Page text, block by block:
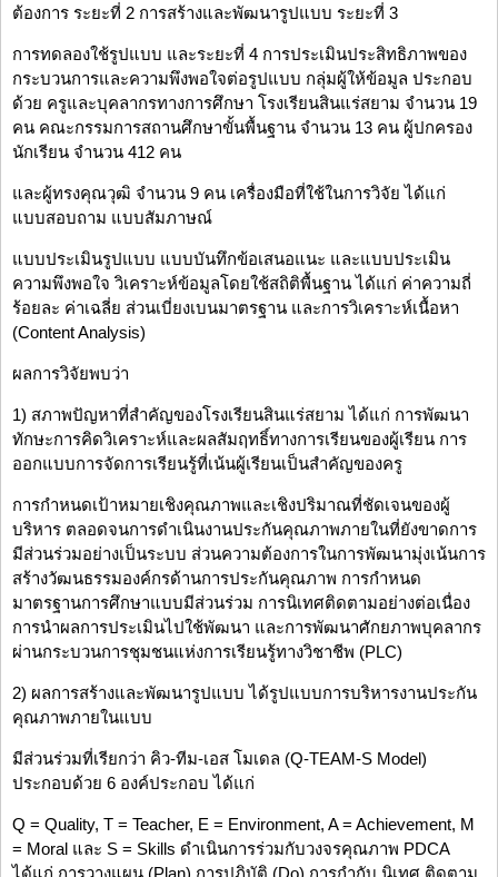
ต้องการ ระยะที่ 2 การสร้างและพัฒนารูปแบบ ระยะที่ 3
การทดลองใช้รูปแบบ และระยะที่ 4 การประเมินประสิทธิภาพของ
กระบวนการและความพึงพอใจต่อรูปแบบ กลุ่มผู้ให้ข้อมูล ประกอบ
ด้วย ครูและบุคลากรทางการศึกษา โรงเรียนสินแร่สยาม จำนวน 19
คน คณะกรรมการสถานศึกษาขั้นพื้นฐาน จำนวน 13 คน ผู้ปกครอง
นักเรียน จำนวน 412 คน
และผู้ทรงคุณวุฒิ จำนวน 9 คน เครื่องมือที่ใช้ในการวิจัย ได้แก่
แบบสอบถาม แบบสัมภาษณ์
แบบประเมินรูปแบบ แบบบันทึกข้อเสนอแนะ และแบบประเมิน
ความพึงพอใจ วิเคราะห์ข้อมูลโดยใช้สถิติพื้นฐาน ได้แก่ ค่าความถี่
ร้อยละ ค่าเฉลี่ย ส่วนเบี่ยงเบนมาตรฐาน และการวิเคราะห์เนื้อหา
(Content Analysis)
ผลการวิจัยพบว่า
1) สภาพปัญหาที่สำคัญของโรงเรียนสินแร่สยาม ได้แก่ การพัฒนา
ทักษะการคิดวิเคราะห์และผลสัมฤทธิ์ทางการเรียนของผู้เรียน การ
ออกแบบการจัดการเรียนรู้ที่เน้นผู้เรียนเป็นสำคัญของครู
การกำหนดเป้าหมายเชิงคุณภาพและเชิงปริมาณที่ชัดเจนของผู้
บริหาร ตลอดจนการดำเนินงานประกันคุณภาพภายในที่ยังขาดการ
มีส่วนร่วมอย่างเป็นระบบ ส่วนความต้องการในการพัฒนามุ่งเน้นการ
สร้างวัฒนธรรมองค์กรด้านการประกันคุณภาพ การกำหนด
มาตรฐานการศึกษาแบบมีส่วนร่วม การนิเทศติดตามอย่างต่อเนื่อง
การนำผลการประเมินไปใช้พัฒนา และการพัฒนาศักยภาพบุคลากร
ผ่านกระบวนการชุมชนแห่งการเรียนรู้ทางวิชาชีพ (PLC)
2) ผลการสร้างและพัฒนารูปแบบ ได้รูปแบบการบริหารงานประกัน
คุณภาพภายในแบบ
มีส่วนร่วมที่เรียกว่า คิว-ทีม-เอส โมเดล (Q-TEAM-S Model)
ประกอบด้วย 6 องค์ประกอบ ได้แก่
Q = Quality, T = Teacher, E = Environment, A = Achievement, M
= Moral และ S = Skills ดำเนินการร่วมกับวงจรคุณภาพ PDCA